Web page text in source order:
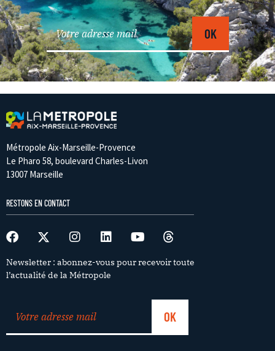
Métropole Aix-Marseille-Provence
Le Pharo 58, boulevard Charles-Livon
13007 Marseille
RESTONS EN CONTACT
Newsletter : abonnez-vous pour recevoir toute
l’actualité de la Métropole